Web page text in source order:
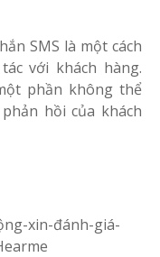
SMS là một cách
với khách hàng.
phần không thể
hồi của khách